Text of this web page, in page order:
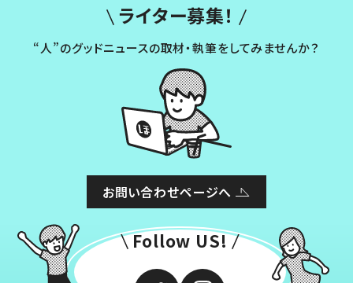
ライター募集！
“人”のグッドニュースの取材・執筆をしてみませんか？
お問い合わせページへ
Follow US!